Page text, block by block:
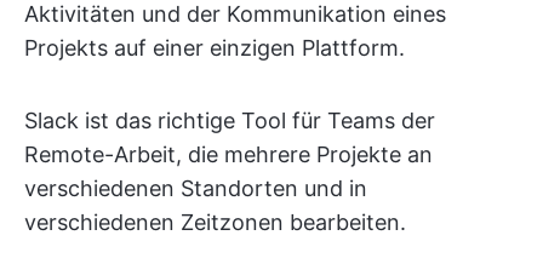
Aktivitäten und der Kommunikation eines
Projekts auf einer einzigen Plattform.
Slack ist das richtige Tool für Teams der
Remote-Arbeit, die mehrere Projekte an
verschiedenen Standorten und in
verschiedenen Zeitzonen bearbeiten.